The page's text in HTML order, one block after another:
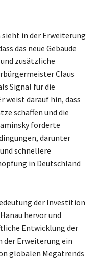
in der Erweiterung
das neue Gebäude
zusätzliche
Claus
Signal für die
weist darauf hin, dass
schaffen und die
forderte
darunter
schnellere
in Deutschland
der Investition
hervor und
Entwicklung der
der Erweiterung ein
globalen Megatrends